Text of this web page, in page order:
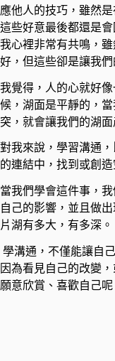
應他人的技巧，雖然
這些好意最後都還是
我心裡非常有共鳴，
好，但這些卻是讓我
我覺得，人的心就好
候，湖面是平靜的，
突，就會讓我們的湖
對我來說，學習溝通
的連結中，找到或創
當我們學會這件事，
自己的影響，並且做
片湖有多大，有多深。
學溝通，不僅能讓自
因為看見自己的改變
願意欣賞、喜歡自己呢